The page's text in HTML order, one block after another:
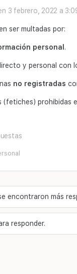
3 febrero, 2022 a
ser multadas por:
personal .
y personal con
no registradas
(fetiches) prohibidas
encontraron más
responder.